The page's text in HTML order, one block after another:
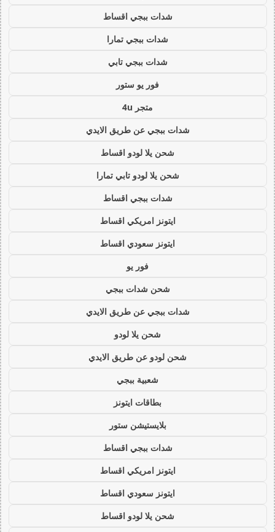
شدات ببجي اقساط
شدات ببجي تمارا
شدات ببجي تابي
فور يو ستور
متجر 4u
شدات ببجي عن طريق الايدي
شحن يلا لودو اقساط
شحن يلا لودو تابي تمارا
شدات ببجي اقساط
ايتونز امريكي اقساط
ايتونز سعودي اقساط
فور يو
شحن شدات ببجي
شدات ببجي عن طريق الايدي
شحن يلا لودو
شحن لودو عن طريق الايدي
شعبية ببجي
بطاقات ايتونز
بلايستيشن ستور
شدات ببجي اقساط
ايتونز امريكي اقساط
ايتونز سعودي اقساط
شحن يلا لودو اقساط